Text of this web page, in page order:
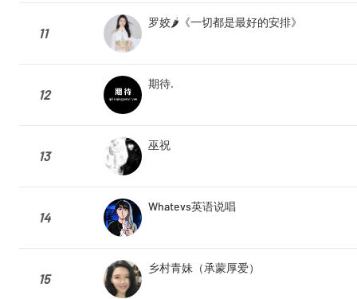
11
罗姣🌶️《一切都是最好的安排》
12
期待.
13
巫祝
14
Whatevs英语说唱
15
乡村青妹（承蒙厚爱）